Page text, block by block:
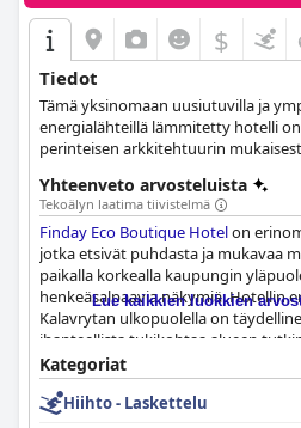
$
Tiedot
Tämä yksinomaan uusiutuvilla ja
energialähteillä lämmitetty hotelli
perinteisen arkkitehtuurin
Yhteenveto arvosteluista
Tekoälyn laatima tiivistelmä
Finday Eco Boutique Hotelon
jotka etsivät puhdasta ja mukavaa
paikalla korkealla kaupungin
henkeäsalpaavia näkymiä. Hotellin
Kalavrytan ulkopuolella on
ihanteellista tukikohtaa alueen
saaneet lukuisia positiivisia
ylistävät puhtautta, lämpöä ja
on erittäin kohteliasta, ystävällistä ja
Lue kaikkien luokkien
Kategoriat
Hiihto - Laskettelu